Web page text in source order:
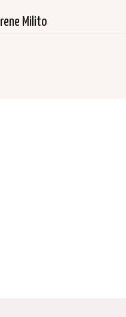
Irene Milito